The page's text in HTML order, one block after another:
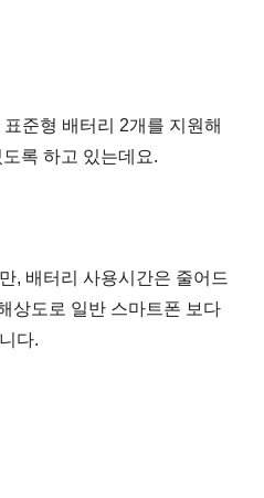
준형 배터리 2개를 지원해
록 하고 있는데요.
, 배터리 사용시간은 줄어드
상도로 일반 스마트폰 보다
다.